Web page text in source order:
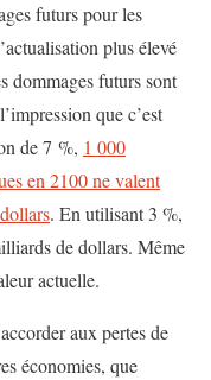
futurs pour les
plus élevé
dommages futurs sont
que c’est
de 7 %, 1 000
en 2100 ne valent
. En utilisant 3 %,
de dollars. Même
actuelle.
aux pertes de
économies, que